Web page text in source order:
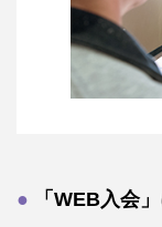
「WEB入会